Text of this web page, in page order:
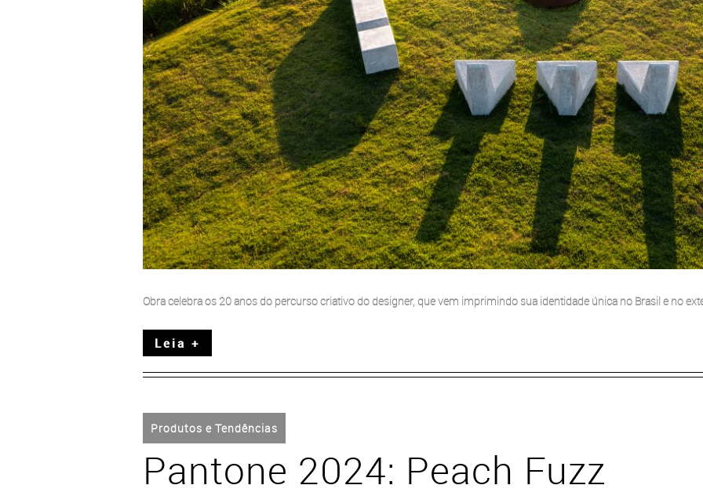
Obra celebra os 20 anos do percurso criativo do designer, que vem imprimindo sua identidade única no Brasil e no
Leia +
Produtos e Tendências
Pantone 2024: Peach Fuzz